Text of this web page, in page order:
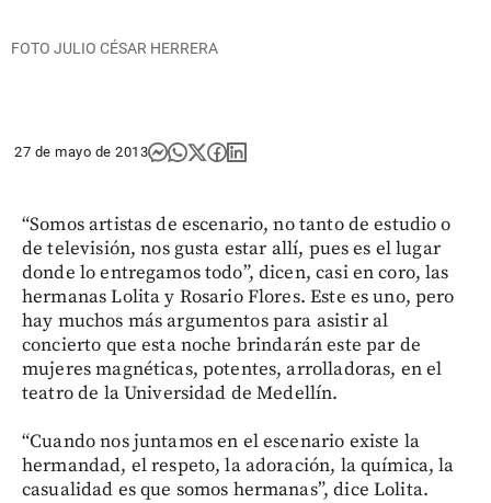
FOTO JULIO CÉSAR HERRERA
27 de mayo de 2013
“Somos artistas de escenario, no tanto de estudio o
de televisión, nos gusta estar allí, pues es el lugar
donde lo entregamos todo”, dicen, casi en coro, las
hermanas Lolita y Rosario Flores. Este es uno, pero
hay muchos más argumentos para asistir al
concierto que esta noche brindarán este par de
mujeres magnéticas, potentes, arrolladoras, en el
teatro de la Universidad de Medellín.
“Cuando nos juntamos en el escenario existe la
hermandad, el respeto, la adoración, la química, la
casualidad es que somos hermanas”, dice Lolita.